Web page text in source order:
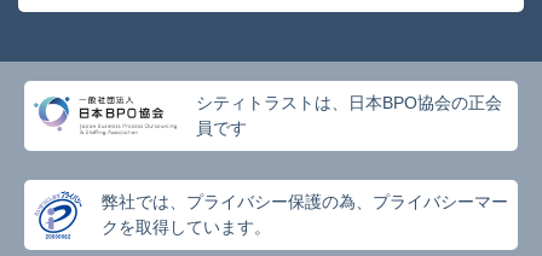
シティトラストは、日本BPO協会の正会
員です
弊社では、プライバシー保護の為、プライバシーマー
クを取得しています。